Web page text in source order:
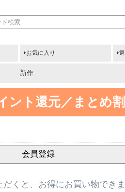
お気に入り
新作
ント還元／まとめ割
会員登録
くと、お得にお買い物できま